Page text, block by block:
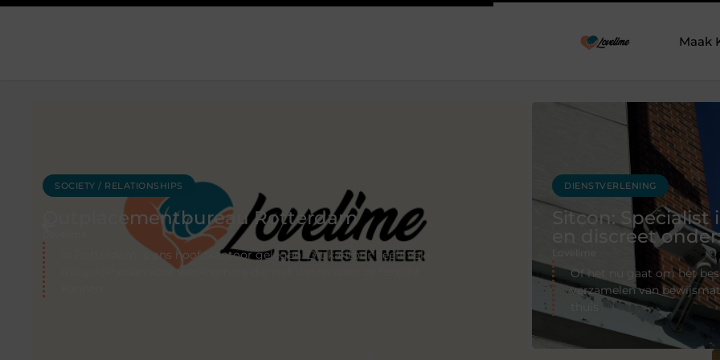
Maak
DIENSTVERLENING
Sitcon: Specialist in beveiligingsoplossingen
en discreet onderzoek
Of het nu gaat om het beschermen van eigendommen, het
WONING EN TUIN
Luxe tuin aan
Wilt u van uw tuin een
Dan is het verstandig